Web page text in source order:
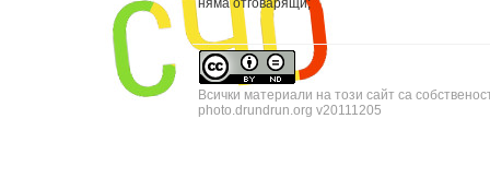
няма отговарящи;
Всички материали на този сайт са
photo.drundrun.org v20111205